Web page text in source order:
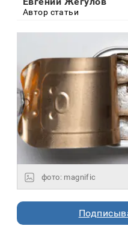
Автор статьи
фото: magnific